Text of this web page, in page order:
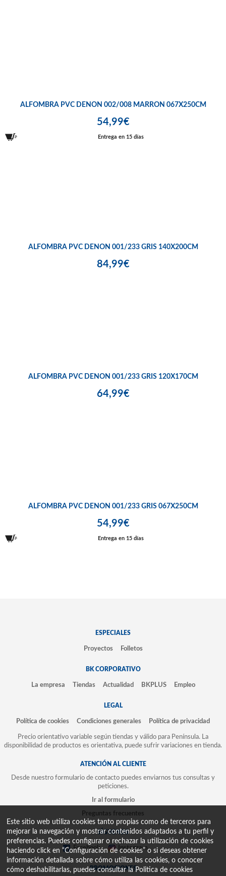
ALFOMBRA PVC DENON 002/008 MARRON 067X250CM
54,99€
Entrega en 15 días
ALFOMBRA PVC DENON 001/233 GRIS 140X200CM
84,99€
ALFOMBRA PVC DENON 001/233 GRIS 120X170CM
64,99€
ALFOMBRA PVC DENON 001/233 GRIS 067X250CM
54,99€
Entrega en 15 días
ESPECIALES
Proyectos Folletos
BK CORPORATIVO
La empresa Tiendas Actualidad BKPLUS Empleo
LEGAL
Política de cookies Condiciones generales Política de privacidad
Precio orientativo variable según tiendas y válido para Península. La
disponibilidad de productos es orientativa, puede sufrir variaciones en tienda.
ATENCIÓN AL CLIENTE
Desde nuestro formulario de contacto puedes enviarnos tus consultas y
peticiones.
Ir al formulario
Preguntas frecuentes
SÍGUENOS
Facebook Instagram
PROMOCIONES
Este sitio web utiliza cookies tanto propias como de terceros para
mejorar la navegación y mostrar contenidos adaptados a tu perfil y
preferencias. Puedes configurar o rechazar la utilización de cookies
haciendo click en “Configuración de cookies” o si deseas obtener
información detallada sobre cómo utiliza las cookies, o conocer
cómo deshabilitarlas, puedes consultar laPolitica de cookies